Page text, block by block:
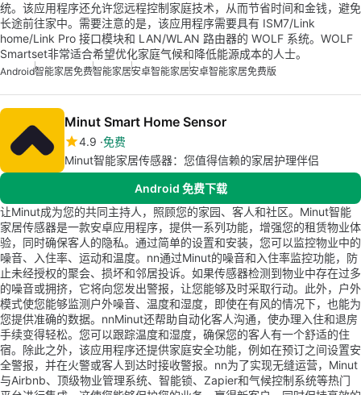
统。该应用程序还允许您远程控制家庭技术，从而节省时间和金钱，避免
长途前往家中。需要注意的是，该应用程序需要具有 ISM7/Link
home/Link Pro 接口模块和 LAN/WLAN 路由器的 WOLF 系统。WOLF
Smartset非常适合希望优化家庭气候和降低能源成本的人士。
Android智能家居免费智能家居安卓智能家居安卓智能家居免费版
Minut Smart Home Sensor
4.9 免费
Minut智能家居传感器：您值得信赖的家居护理伴侣
Android 免费下载
让Minut成为您的共同主持人，照顾您的家园、客人和社区。Minut智能
家居传感器是一款安卓应用程序，提供一系列功能，增强您的租赁物业体
验，同时确保客人的隐私。通过简单的设置和安装，您可以监控物业中的
噪音、入住率、运动和温度。nn通过Minut的噪音和入住率监控功能，防
止未经授权的聚会、损坏和邻居投诉。如果传感器检测到物业中存在过多
的噪音或拥挤，它将向您发出警报，让您能够及时采取行动。此外，户外
模式使您能够监测户外噪音、温度和湿度，即使在有风的情况下，也能为
您提供准确的数据。nnMinut还帮助自动化客人沟通，使办理入住和退房
手续变得轻松。您可以跟踪温度和湿度，确保您的客人有一个舒适的住
宿。除此之外，该应用程序还提供家庭安全功能，例如在预订之间设置安
全警报，并在火警或客人到达时接收警报。nn为了实现无缝运营，Minut
与Airbnb、顶级物业管理系统、智能锁、Zapier和气候控制系统等热门